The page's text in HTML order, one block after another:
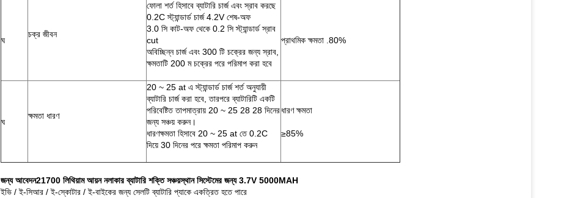
ঘ
চক্র জীবন
ফোলা শর্ত হিসাবে ব্যাটারি চার্জ এবং স্রাব করছে
0.2C স্ট্যান্ডার্ড চার্জ 4.2V শেষ-অফ
3.0 সি কাট-অফ থেকে 0.2 সি স্ট্যান্ডার্ড স্রাব
cut
অবিচ্ছিন্ন চার্জ এবং 300 টি চক্রের জন্য স্রাব,
ক্ষমতাটি 200 ম চক্রের পরে পরিমাপ করা হবে
প্রাথমিক ক্ষমতা .80%
ঘ
ক্ষমতা ধারণ
20 ~ 25 at এ স্ট্যান্ডার্ড চার্জ শর্ত অনুযায়ী
ব্যাটারি চার্জ করা হবে, তারপরে ব্যাটারিটি একটি
পরিবেষ্টিত তাপমাত্রায় 20 ~ 25 28 28 দিনের
জন্য সঞ্চয় করুন।
ধারণক্ষমতা হিসাবে 20 ~ 25 at তে 0.2C
দিয়ে 30 দিনের পরে ক্ষমতা পরিমাপ করুন
ধারণ ক্ষমতা
≥85%
জন্য আবেদন21700 লিথিয়াম আয়ন নলাকার ব্যাটারি শক্তি সঞ্চয়স্থান সিস্টেমের জন্য 3.7V 5000MAH
ইভি / ই-সিআর / ই-স্কোটার / ই-বাইকের জন্য সেলটি ব্যাটারি প্যাকে একত্রিত হতে পারে